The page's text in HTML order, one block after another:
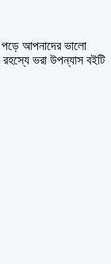
আপনাদের ভালো
ভরা উপন্যাস বইটি